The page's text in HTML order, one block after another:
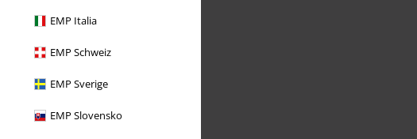
EMP Italia
EMP Schweiz
EMP Sverige
EMP Slovensko